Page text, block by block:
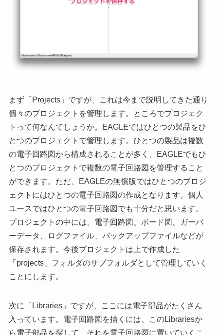
まず「Projects」ですが、これは今まで説明してきた通り
個々のプロジェクトを管理します。ところでプロジェク
トって何なんでしょうか。EAGLEではひとつの製品をひ
とつのプロジェクトで管理します。ひとつの製品は複数
の電子回路図から構成されることが多く、EAGLEでもひ
とつのプロジェクトで複数の電子回路図を管理すること
ができます。ただ、EAGLEの無償版ではひとつのプロジ
ェクトにはひとつの電子回路図の作成となります。個人
ユースではひとつの電子回路図でも十分だと思います。
プロジェクトの中には、電子回路図、ボード図、ガーバ
ーデータ、ログファイル、バックアップファイルなどが
保存されます。今後プロジェクトは上で作成した
「projects」フォルダのサブフォルダとして管理していく
ことにします。
次に「Libraries」ですが、ここには電子部品がたくさん
入っています。電子回路図を描くには、このLibrariesか
ら電子部品を探して、それを電子回路図に置いていくこ